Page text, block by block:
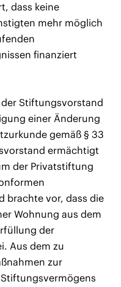
dass keine
mehr möglich
finanziert
Stiftungsvorstand
einer Änderung
gemäß § 33
ermächtigt
der Privatstiftung
brachte vor, dass die
Wohnung aus dem
der
Aus dem zu
zur